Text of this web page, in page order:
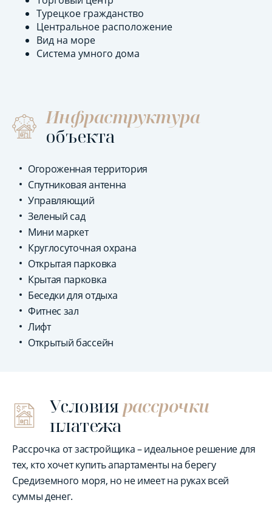
Турецкое гражданство
Центральное расположение
Вид на море
Система умного дома
Инфраструктура
объекта
Огороженная территория
Спутниковая антенна
Управляющий
Зеленый сад
Мини маркет
Круглосуточная охрана
Открытая парковка
Крытая парковка
Беседки для отдыха
Фитнес зал
Лифт
Открытый бассейн
Условиярассрочки
платежа
Рассрочка от застройщика – идеальное решение для
тех, кто хочет купить апартаменты на берегу
Средиземного моря, но не имеет на руках всей
суммы денег.